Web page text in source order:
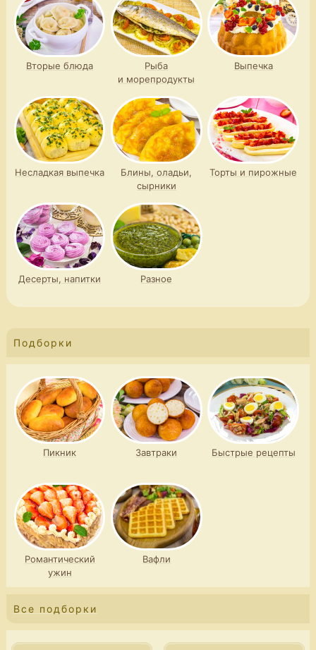
Вторые блюда
Рыба
и морепродукты
Выпечка
Несладкая выпечка
Блины, оладьи,
сырники
Торты и пирожные
Десерты, напитки Разное
Подборки
Пикник Завтраки Быстрые рецепты
Романтический
ужин
Вафли
Все подборки